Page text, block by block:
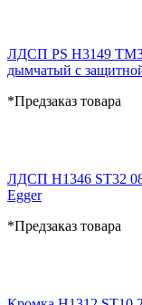
ЛДСП PS H3149
дымчатый с
*Предзаказ товара
ЛДСП H1346 ST32
Egger
*Предзаказ товара